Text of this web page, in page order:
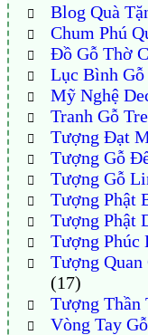
Blog Quà
Chum Phú
Đồ Gỗ Thờ
Lục Bình
Mỹ Nghệ
Tranh Gỗ
Tượng Đạt
Tượng Gỗ
Tượng Gỗ
Tượng Phật
Tượng Phật
Tượng Phúc
Tượng
(17)
Tượng Thần
Vòng Tay Gỗ